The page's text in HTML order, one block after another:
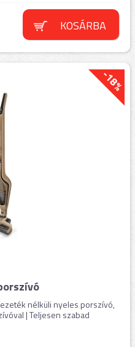
KOSÁRBA
-18%
nélküli nyeles porszívó,
| Teljesen szabad